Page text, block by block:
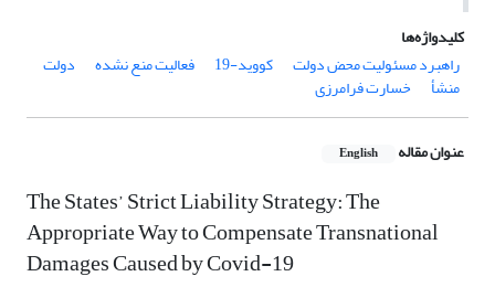
کلیدواژه‌ها
راهبرد مسئولیت محض دولت
کووید-19 فعالیت منع ‌نشده دولت
منشأ خسارت فرامرزی
عنوان مقاله English
The States’ Strict Liability Strategy: The
Appropriate Way to Compensate Transnational
Damages Caused by Covid-19